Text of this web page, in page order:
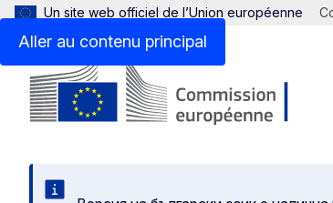
Aller au contenu principal
Un site web officiel de l’Union européenne